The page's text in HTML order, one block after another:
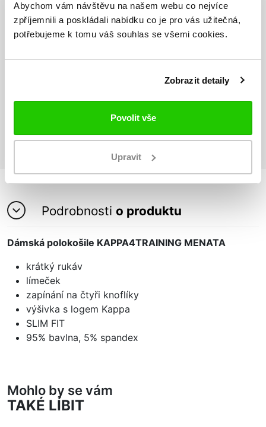
Abychom vám návštěvu na našem webu co nejvíce
zpříjemnili a poskládali nabídku co je pro vás užitečná,
potřebujeme k tomu váš souhlas se všemi cookies.
Zobrazit detaily
Povolit vše
Upravit
Odesíláme do 24h
Vše máme skladem
Vrácení zboží
Podrobnosti o produktu
Dámská polokošile KAPPA4TRAINING MENATA
krátký rukáv
límeček
zapínání na čtyři knoflíky
výšivka s logem Kappa
SLIM FIT
95% bavlna, 5% spandex
Mohlo by se vám
TAKÉ LÍBIT